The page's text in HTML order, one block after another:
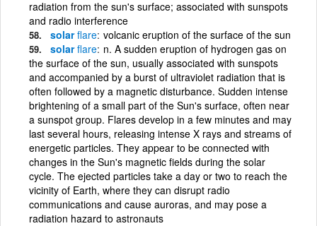
radiation from the sun's surface; associated with sunspots
and radio interference
solarflare volcanic eruption of the surface of the sun
solarflare n. A sudden eruption of hydrogen gas on
the surface of the sun, usually associated with sunspots
and accompanied by a burst of ultraviolet radiation that is
often followed by a magnetic disturbance. Sudden intense
brightening of a small part of the Sun's surface, often near
a sunspot group. Flares develop in a few minutes and may
last several hours, releasing intense X rays and streams of
energetic particles. They appear to be connected with
changes in the Sun's magnetic fields during the solar
cycle. The ejected particles take a day or two to reach the
vicinity of Earth, where they can disrupt radio
communications and cause auroras, and may pose a
radiation hazard to astronauts